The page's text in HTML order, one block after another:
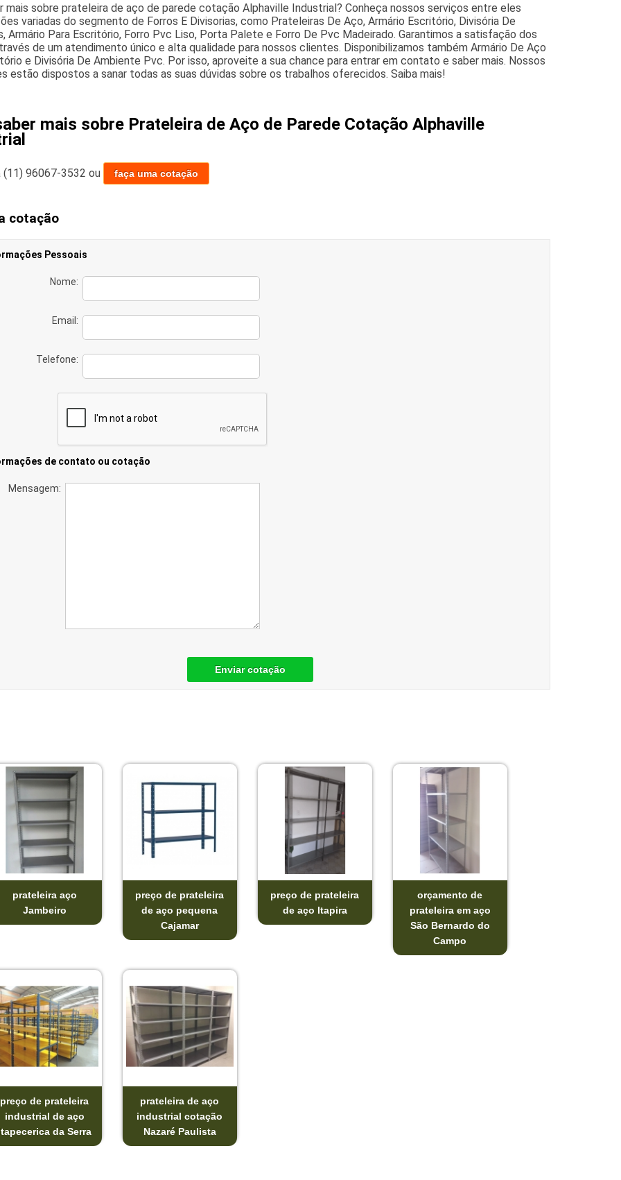
mais sobre prateleira de aço de parede cotação Alphaville Industrial? Conheça nossos serviços entre eles
variadas do segmento de Forros E Divisorias, como Prateleiras De Aço, Armário Escritório, Divisória De
Armário Para Escritório, Forro Pvc Liso, Porta Palete e Forro De Pvc Madeirado. Garantimos a satisfação dos
de um atendimento único e alta qualidade para nossos clientes. Disponibilizamos também Armário De Aço
e Divisória De Ambiente Pvc. Por isso, aproveite a sua chance para entrar em contato e saber mais. Nossos
estão dispostos a sanar todas as suas dúvidas sobre os trabalhos oferecidos. Saiba mais!
mais sobre Prateleira de Aço de Parede Cotação Alphaville
(11) 96067-3532 ou faça uma cotação
cotação
Pessoais
Nome:
Email:
Telefone:
de contato ou cotação
Mensagem:
Enviar cotação
prateleira aço
Jambeiro
preço de prateleira
de aço pequena
Cajamar
preço de prateleira
de aço Itapira
orçamento de
prateleira em aço
São Bernardo do
Campo
preço de prateleira
industrial de aço
da Serra
prateleira de aço
industrial cotação
Nazaré Paulista